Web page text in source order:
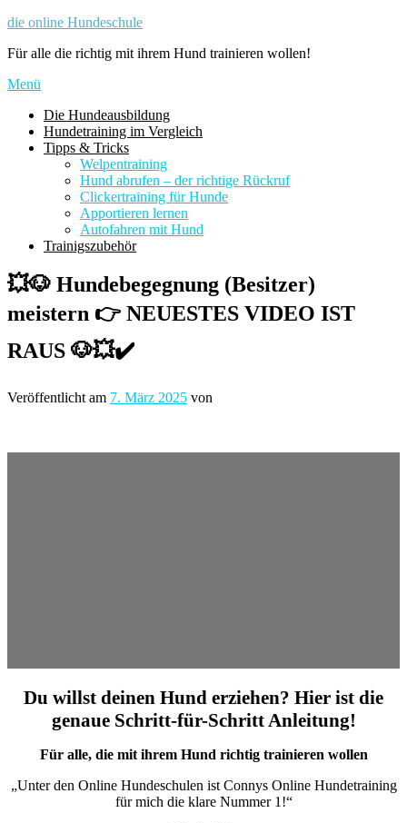
Zum
springen
die online Hundeschule
Für alle die richtig mit ihrem Hund trainieren wollen!
Menü
Die Hundeausbildung
Hundetraining im Vergleich
Tipps & Tricks
Welpentraining
Hund abrufen – der richtige Rückruf
Clickertraining für Hunde
Apportieren lernen
Autofahren mit Hund
Trainigszubehör
💥🐶 Hundebegegnung (Besitzer)
meistern 👉 NEUESTES VIDEO IST
RAUS 🐶💥✔️
Veröffentlicht am 7. März 2025 von
Du willst deinen Hund erziehen? Hier ist die
genaue Schritt-für-Schritt Anleitung!
Für alle, die mit ihrem Hund richtig trainieren wollen
„Unter den Online Hundeschulen ist Connys Online Hundetraining
für mich die klare Nummer 1!“